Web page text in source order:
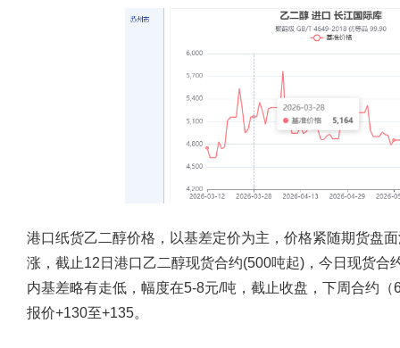
港口纸货乙二醇价格，以基差定价为主，价格紧随期货盘
涨，截止12日港口乙二醇现货合约(500吨起)，今日现货合
内基差略有走低，幅度在5-8元/吨，截止收盘，下周合约
报价+130至+135。